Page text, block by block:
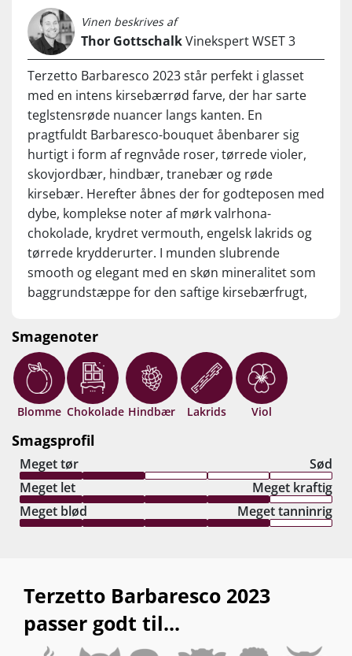
Piemonte-vingård Tenute Neirano. Vinhuset er grundlagt i
1982 og drives på 4. generation af familien Speroni, der i
næsten 150 år har været associeret med Vermouth-
produktion. Familiens fokus har fra starten været at levere
topanmeldte piemontesiske vine til venlige priser - og i
glasset taler kvaliteten for sig selv: det er efterhånden en
svær opgave at udpege bedre value-for-money i Piemonte.
Vinen beskrives af
Thor GottschalkVinekspert WSET 3
Terzetto Barbaresco 2023 står perfekt i glasset
med en intens kirsebærrød farve, der har sarte
teglstensrøde nuancer langs kanten. En
pragtfuldt Barbaresco-bouquet åbenbarer sig
hurtigt i form af regnvåde roser, tørrede violer,
skovjordbær, hindbær, tranebær og røde
kirsebær. Herefter åbnes der for godteposen med
dybe, komplekse noter af mørk valrhona-
chokolade, krydret vermouth, engelsk lakrids og
tørrede krydderurter. I munden slubrende
smooth og elegant med en skøn mineralitet som
baggrundstæppe for den saftige kirsebærfrugt,
touch af kaffe, krydderurter og våd skovbund. Et
friskt lille tanninbid runder denne saftlækre
Barbaresco-oplevelse af og man efterlades med
en måbende følelse over, hvordan det kan lade
sig gøre at lave så flot en vin til så få penge! Drik
Smagenoter
Blomme Chokolade Hindbær Lakrids Viol
Smagsprofil
Meget tør
Sød
Meget let
Meget kraftig
Meget blød
Meget tanninrig
Terzetto Barbaresco 2023
passer godt til...